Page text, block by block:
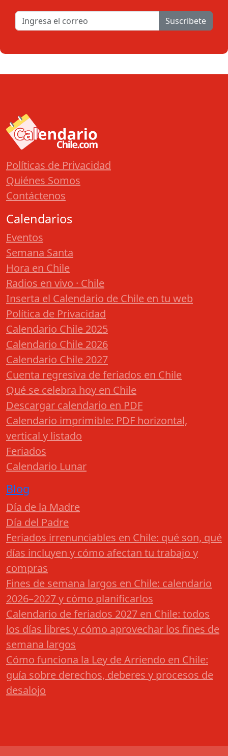
Suscribete
Políticas de Privacidad
Quiénes Somos
Contáctenos
Calendarios
Eventos
Semana Santa
Hora en Chile
Radios en vivo · Chile
Inserta el Calendario de Chile en tu web
Política de Privacidad
Calendario Chile 2025
Calendario Chile 2026
Calendario Chile 2027
Cuenta regresiva de feriados en Chile
Qué se celebra hoy en Chile
Descargar calendario en PDF
Calendario imprimible: PDF horizontal,
vertical y listado
Feriados
Calendario Lunar
Blog
Día de la Madre
Día del Padre
Feriados irrenunciables en Chile: qué son, qué
días incluyen y cómo afectan tu trabajo y
compras
Fines de semana largos en Chile: calendario
2026–2027 y cómo planificarlos
Calendario de feriados 2027 en Chile: todos
los días libres y cómo aprovechar los fines de
semana largos
Cómo funciona la Ley de Arriendo en Chile:
guía sobre derechos, deberes y procesos de
desalojo